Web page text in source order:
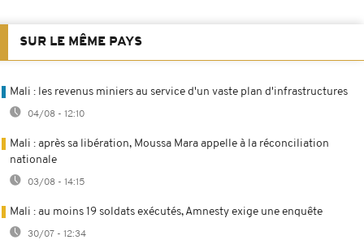
SUR LE MÊME PAYS
Mali : les revenus miniers au service d'un vaste plan d'infrastructures
04/08 - 12:10
Mali : après sa libération, Moussa Mara appelle à la réconciliation
nationale
03/08 - 14:15
Mali : au moins 19 soldats exécutés, Amnesty exige une enquête
30/07 - 12:34